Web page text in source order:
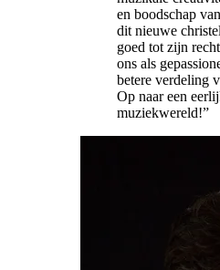
en boodschap
dit nieuwe
goed tot zijn
ons als
betere verdeling
Op naar een
muziekwereld!”